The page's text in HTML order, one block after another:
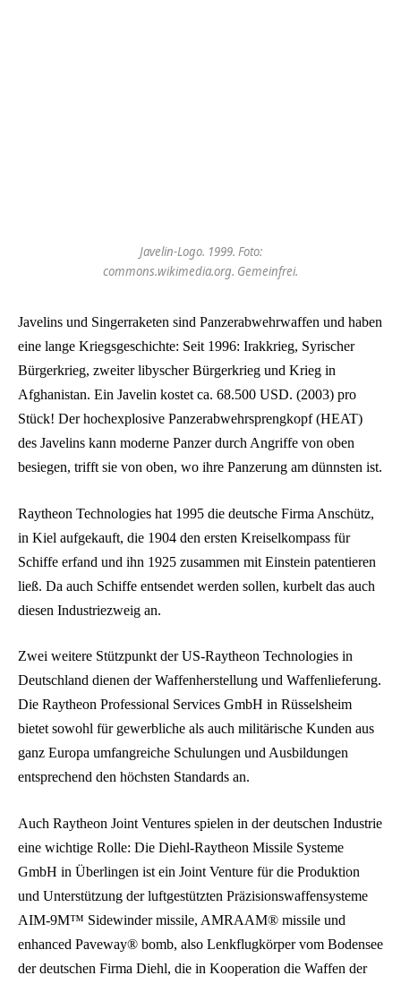
Javelin-Logo. 1999. Foto:
commons.wikimedia.org. Gemeinfrei.
Javelins und Singerraketen sind Panzerabwehrwaffen und haben
eine lange Kriegsgeschichte: Seit 1996: Irakkrieg, Syrischer
Bürgerkrieg, zweiter libyscher Bürgerkrieg und Krieg in
Afghanistan. Ein Javelin kostet ca. 68.500 USD. (2003) pro
Stück! Der hochexplosive Panzerabwehrsprengkopf (HEAT)
des Javelins kann moderne Panzer durch Angriffe von oben
besiegen, trifft sie von oben, wo ihre Panzerung am dünnsten ist.
Raytheon Technologies hat 1995 die deutsche Firma Anschütz,
in Kiel aufgekauft, die 1904 den ersten Kreiselkompass für
Schiffe erfand und ihn 1925 zusammen mit Einstein patentieren
ließ. Da auch Schiffe entsendet werden sollen, kurbelt das auch
diesen Industriezweig an.
Zwei weitere Stützpunkt der US-Raytheon Technologies in
Deutschland dienen der Waffenherstellung und Waffenlieferung.
Die Raytheon Professional Services GmbH in Rüsselsheim
bietet sowohl für gewerbliche als auch militärische Kunden aus
ganz Europa umfangreiche Schulungen und Ausbildungen
entsprechend den höchsten Standards an.
Auch Raytheon Joint Ventures spielen in der deutschen Industrie
eine wichtige Rolle: Die Diehl-Raytheon Missile Systeme
GmbH in Überlingen ist ein Joint Venture für die Produktion
und Unterstützung der luftgestützten Präzisionswaffensysteme
AIM-9M™ Sidewinder missile, AMRAAM® missile und
enhanced Paveway® bomb, also Lenkflugkörper vom Bodensee
der deutschen Firma Diehl, die in Kooperation die Waffen der